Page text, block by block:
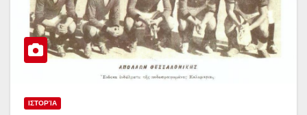
ΙΣΤΟΡΊΑ